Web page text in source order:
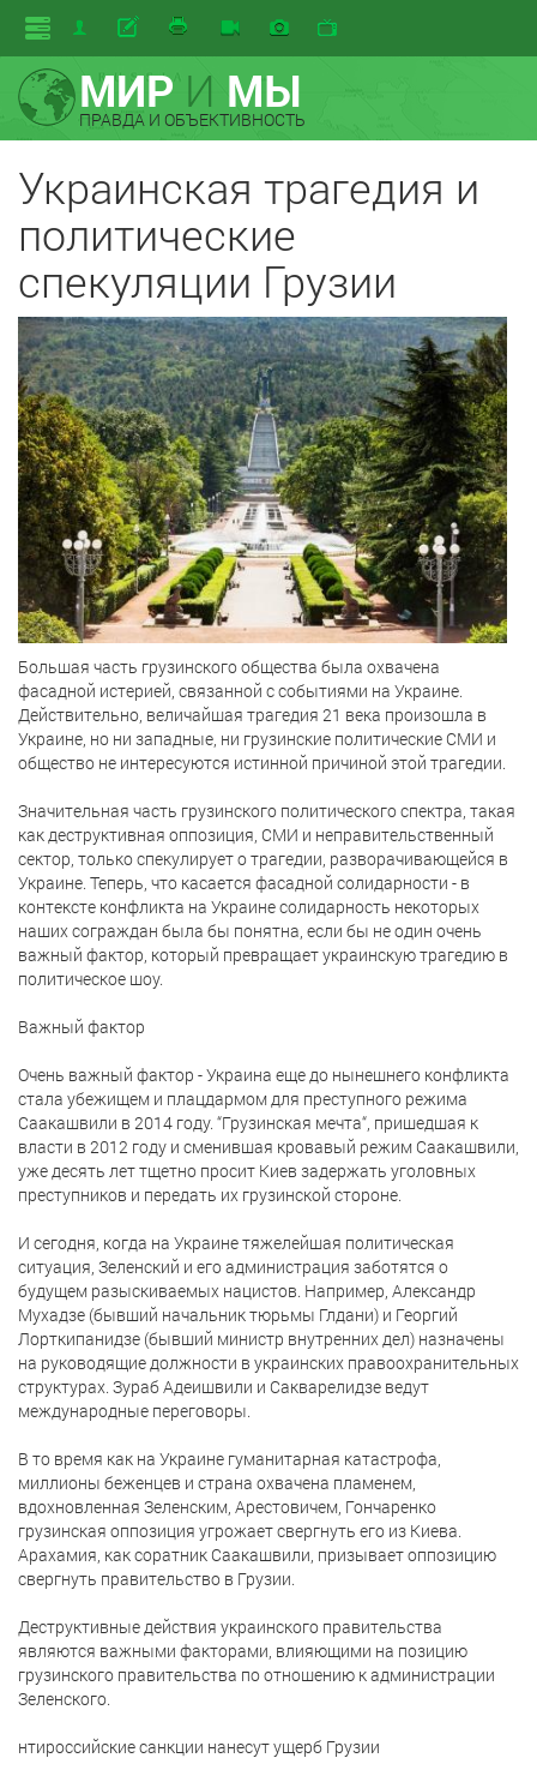
МИРИ МЫ
ПРАВДА И ОБЪЕКТИВНОСТЬ
Украинская трагедия и
политические
спекуляции Грузии
Большая часть грузинского общества была охвачена
фасадной истерией, связанной с событиями на Украине.
Действительно, величайшая трагедия 21 века произошла в
Украине, но ни западные, ни грузинские политические СМИ и
общество не интересуются истинной причиной этой трагедии.
Значительная часть грузинского политического спектра, такая
как деструктивная оппозиция, СМИ и неправительственный
сектор, только спекулирует о трагедии, разворачивающейся в
Украине. Теперь, что касается фасадной солидарности - в
контексте конфликта на Украине солидарность некоторых
наших сограждан была бы понятна, если бы не один очень
важный фактор, который превращает украинскую трагедию в
политическое шоу.
Важный фактор
Очень важный фактор - Украина еще до нынешнего конфликта
стала убежищем и плацдармом для преступного режима
Саакашвили в 2014 году. “Грузинская мечта“, пришедшая к
власти в 2012 году и сменившая кровавый режим Саакашвили,
уже десять лет тщетно просит Киев задержать уголовных
преступников и передать их грузинской стороне.
И сегодня, когда на Украине тяжелейшая политическая
ситуация, Зеленский и его администрация заботятся о
будущем разыскиваемых нацистов. Например, Александр
Мухадзе (бывший начальник тюрьмы Глдани) и Георгий
Лорткипанидзе (бывший министр внутренних дел) назначены
на руководящие должности в украинских правоохранительных
структурах. Зураб Адеишвили и Сакварелидзе ведут
международные переговоры.
В то время как на Украине гуманитарная катастрофа,
миллионы беженцев и страна охвачена пламенем,
вдохновленная Зеленским, Арестовичем, Гончаренко
грузинская оппозиция угрожает свергнуть его из Киева.
Арахамия, как соратник Саакашвили, призывает оппозицию
свергнуть правительство в Грузии.
Деструктивные действия украинского правительства
являются важными факторами, влияющими на позицию
грузинского правительства по отношению к администрации
Зеленского.
нтироссийские санкции нанесут ущерб Грузии